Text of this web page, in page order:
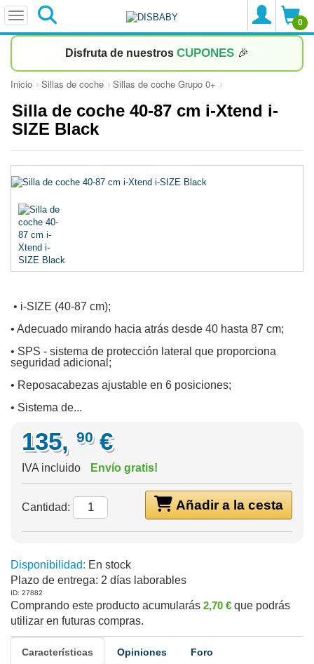
0
Disfruta de nuestros CUPONES 🎉
Inicio Sillas de coche Sillas de coche Grupo 0+
Silla de coche 40-87 cm i-Xtend i-
SIZE Black
• i-SIZE (40-87 cm);
• Adecuado mirando hacia atrás desde 40 hasta 87 cm;
• SPS - sistema de protección lateral que proporciona
seguridad adicional;
• Reposacabezas ajustable en 6 posiciones;
• Sistema de...
135, 90 €
IVA incluido Envío gratis!
Añadir a la cesta
Cantidad:
Disponibilidad: En stock
Plazo de entrega: 2 días laborables
ID: 27882
Comprando este producto acumularás 2,70 € que podrás
utilizar en futuras compras.
Características Opiniones Foro